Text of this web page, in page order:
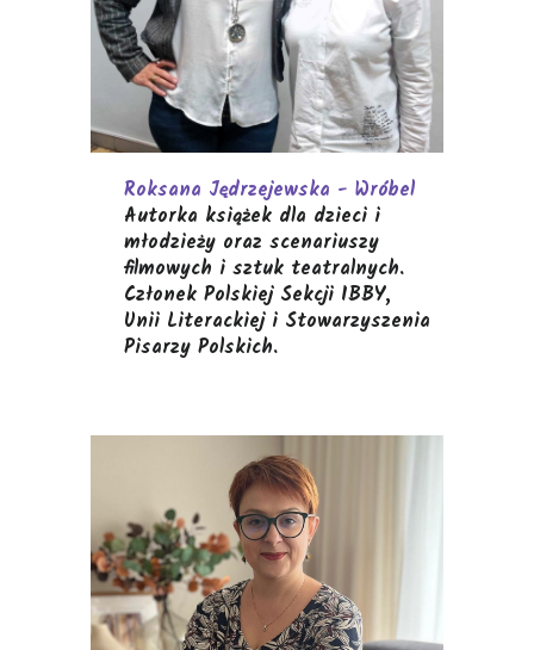
Roksana Jędrzejewska - Wróbel
Autorka książek dla dzieci i
młodzieży oraz scenariuszy
filmowych i sztuk teatralnych.
Członek Polskiej Sekcji IBBY,
Unii Literackiej i Stowarzyszenia
Pisarzy Polskich.